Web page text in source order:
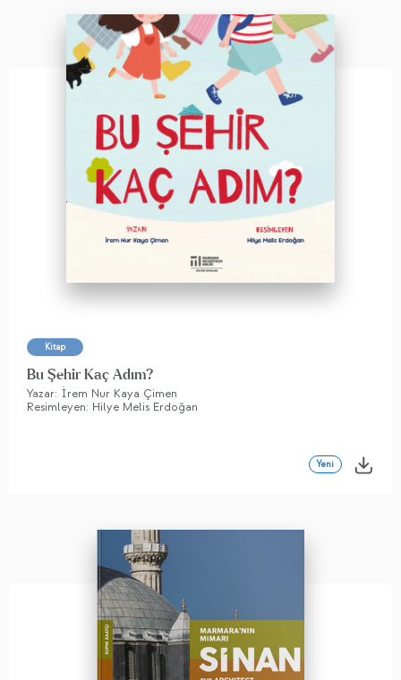
Kitap
Bu Şehir Kaç Adım?
Yazar: İrem Nur Kaya Çimen
Resimleyen: Hilye Melis Erdoğan
Yeni